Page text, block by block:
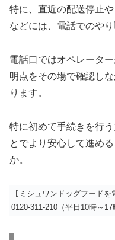
特に、直近の配送停止
などには、電話でのやり
電話口ではオペレータ
明点をその場で確認し
ります。
特に初めて手続きを行
とでより安心して進め
か。
【ミシュワンドッグフードを
0120-311-210（平日10時～